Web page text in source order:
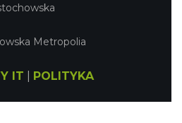
Metropolia
IT
POLITYKA